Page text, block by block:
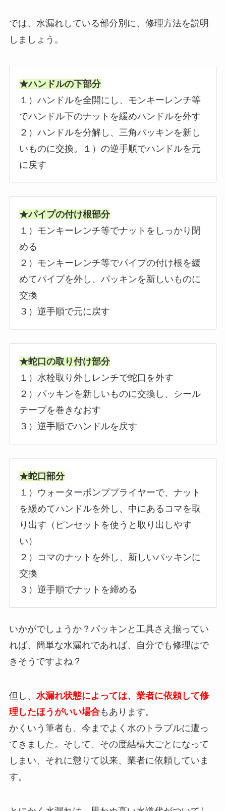
では、水漏れしている部分別に、修理方法を説明
しましょう。
★ハンドルの下部分
１）ハンドルを全開にし、モンキーレンチ等
でハンドル下のナットを緩めハンドルを外す
２）ハンドルを分解し、三角パッキンを新し
いものに交換。１）の逆手順でハンドルを元
に戻す
★パイプの付け根部分
１）モンキーレンチ等でナットをしっかり閉
める
２）モンキーレンチ等でパイプの付け根を緩
めてパイプを外し、パッキンを新しいものに
交換
３）逆手順で元に戻す
★蛇口の取り付け部分
１）水栓取り外しレンチで蛇口を外す
２）パッキンを新しいものに交換し、シール
テープを巻きなおす
３）逆手順でハンドルを戻す
★蛇口部分
１）ウォーターポンププライヤーで、ナット
を緩めてハンドルを外し、中にあるコマを取
り出す（ピンセットを使うと取り出しやす
い）
２）コマのナットを外し、新しいパッキンに
交換
３）逆手順でナットを締める
いかがでしょうか？パッキンと工具さえ揃ってい
れば、簡単な水漏れであれば、自分でも修理はで
きそうですよね？
但し、 水漏れ状態によっては、業者に依頼して修
理したほうがいい場合もあります。
かくいう筆者も、今までよく水のトラブルに遭っ
てきました。そして、その度結構大ごとになって
しまい、それに懲りて以来、業者に依頼していま
す。